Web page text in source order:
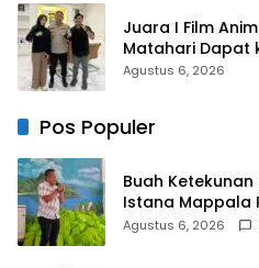
Juara I Film
Matahari Dapat
Kapolres
Agustus 6, 2026
Pos Populer
Buah Ketekunan
Istana Mappala
Paket Sembako
Agustus 6, 2026